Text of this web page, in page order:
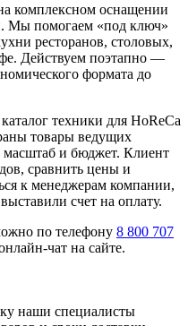
комплексном оснащении
Мы помогаем «под ключ»
ресторанов, столовых,
Действуем поэтапно —
формата до
техники для HoReCa
товары ведущих
и бюджет. Клиент
сравнить цены и
к менеджерам компании,
счет на оплату.
по телефону 8 800 707
чат на сайте.
наши специалисты